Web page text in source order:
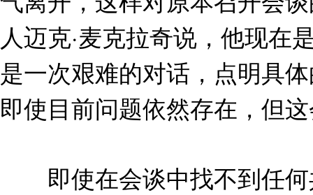
人迈克·麦克拉奇说，他现在
是一次艰难的对话，点明具
即使目前问题依然存在，但
即使在会谈中找不到任何